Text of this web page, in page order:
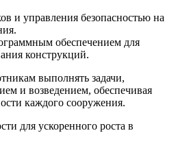
и управления безопасностью на
обеспечением для
конструкций.
выполнять задачи,
и возведением, обеспечивая
каждого сооружения.
для ускоренного роста в